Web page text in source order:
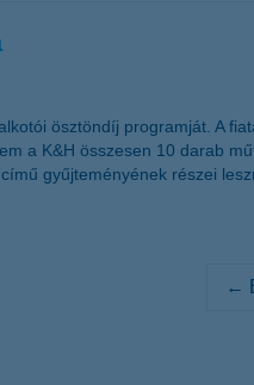
ösztöndíj programját. A
a K&H összesen 10 darab
gyűjteményének részei
←